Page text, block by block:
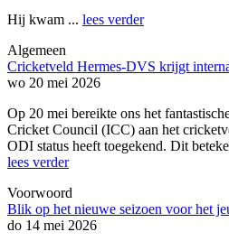
Hij kwam ... lees verder
Algemeen
Cricketveld Hermes-DVS krijgt
wo 20 mei 2026
Op 20 mei bereikte ons het
Cricket Council (ICC) aan het
ODI status heeft toegekend. Dit
lees verder
Voorwoord
Blik op het nieuwe seizoen voor het
do 14 mei 2026